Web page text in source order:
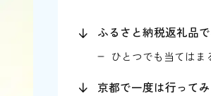
ふるさと納税返礼品
ひとつでも当てはま
京都で一度は行って